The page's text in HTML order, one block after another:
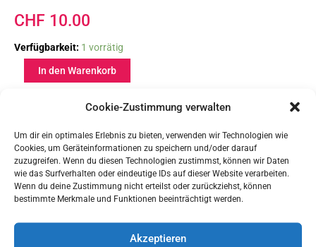
Cookie-Zustimmung verwalten
Um dir ein optimales Erlebnis zu bieten, verwenden wir Technologien wie
Cookies, um Geräteinformationen zu speichern und/oder darauf
zuzugreifen. Wenn du diesen Technologien zustimmst, können wir Daten
wie das Surfverhalten oder eindeutige IDs auf dieser Website verarbeiten.
Wenn du deine Zustimmung nicht erteilst oder zurückziehst, können
bestimmte Merkmale und Funktionen beeinträchtigt werden.
Akzeptieren
CHF 10.00
Verfügbarkeit: 1 vorrätig
Traubenkern-
Kissen
«Wal»In den Warenkorb
Ähnliche Produkte